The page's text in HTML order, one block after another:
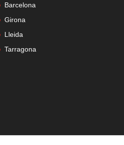
Barcelona
Girona
Lleida
Tarragona